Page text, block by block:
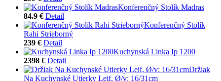
Konferenčný Stolík Madras
84.9 € Detail
Konferenčný Stolík
Rahi Strieborný
239 € Detail
Kuchynská Linka Ip 1200
2398 € Detail
Držiak
Na Kuchynské Utierky Leif, Ø/v: 16/31cm